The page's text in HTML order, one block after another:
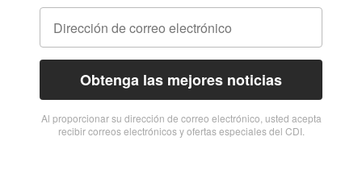
Obtenga las mejores noticias
Al proporcionar su dirección de correo electrónico, usted acepta
recibir correos electrónicos y ofertas especiales del CDI.